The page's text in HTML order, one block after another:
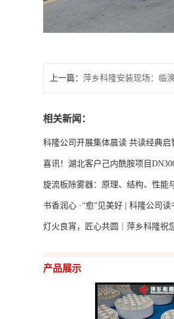
上一篇： 萍乡科隆安装现场：临
相关新闻：
科隆公司开展集体晨读 共读经典启
喜讯！湖北客户己内酰胺项目
旋流板除雾器：原理、结构、性能
书香润心 ·“愈”见美好 | 科隆公司
灯火良宵，匠心共圆｜萍乡科隆祝
产品展示